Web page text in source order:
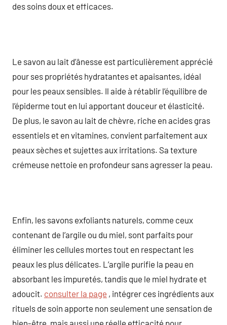
des soins doux et efficaces.
Le savon au lait d’ânesse est particulièrement apprécié
pour ses propriétés hydratantes et apaisantes, idéal
pour les peaux sensibles. Il aide à rétablir l’équilibre de
l’épiderme tout en lui apportant douceur et élasticité.
De plus, le savon au lait de chèvre, riche en acides gras
essentiels et en vitamines, convient parfaitement aux
peaux sèches et sujettes aux irritations. Sa texture
crémeuse nettoie en profondeur sans agresser la peau.
Enfin, les savons exfoliants naturels, comme ceux
contenant de l’argile ou du miel, sont parfaits pour
éliminer les cellules mortes tout en respectant les
peaux les plus délicates. L’argile purifie la peau en
absorbant les impuretés, tandis que le miel hydrate et
adoucit. consulter la page , intégrer ces ingrédients aux
rituels de soin apporte non seulement une sensation de
bien-être, mais aussi une réelle efficacité pour